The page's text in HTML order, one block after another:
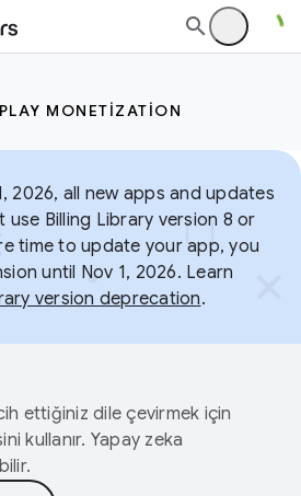
PLAY MONETIZATION
2026, all new apps and updates
Billing Library version 8 or
time to update your app, you
until Nov 1, 2026. Learn
version deprecation.
ettiğiniz dile çevirmek için
kullanır. Yapay zeka